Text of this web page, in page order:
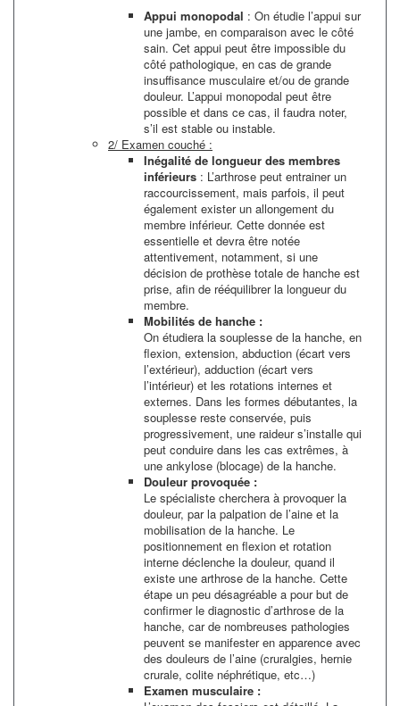
Appui monopodal : On étudie l’appui sur
une jambe, en comparaison avec le côté
sain. Cet appui peut être impossible du
côté pathologique, en cas de grande
insuffisance musculaire et/ou de grande
douleur. L’appui monopodal peut être
possible et dans ce cas, il faudra noter,
s’il est stable ou instable.
2/ Examen couché :
Inégalité de longueur des membres
inférieurs : L’arthrose peut entrainer un
raccourcissement, mais parfois, il peut
également exister un allongement du
membre inférieur. Cette donnée est
essentielle et devra être notée
attentivement, notamment, si une
décision de prothèse totale de hanche est
prise, afin de rééquilibrer la longueur du
membre.
Mobilités de hanche :
On étudiera la souplesse de la hanche, en
flexion, extension, abduction (écart vers
l’extérieur), adduction (écart vers
l’intérieur) et les rotations internes et
externes. Dans les formes débutantes, la
souplesse reste conservée, puis
progressivement, une raideur s’installe qui
peut conduire dans les cas extrêmes, à
une ankylose (blocage) de la hanche.
Douleur provoquée :
Le spécialiste cherchera à provoquer la
douleur, par la palpation de l’aine et la
mobilisation de la hanche. Le
positionnement en flexion et rotation
interne déclenche la douleur, quand il
existe une arthrose de la hanche. Cette
étape un peu désagréable a pour but de
confirmer le diagnostic d’arthrose de la
hanche, car de nombreuses pathologies
peuvent se manifester en apparence avec
des douleurs de l’aine (cruralgies, hernie
crurale, colite néphrétique, etc…)
Examen musculaire :